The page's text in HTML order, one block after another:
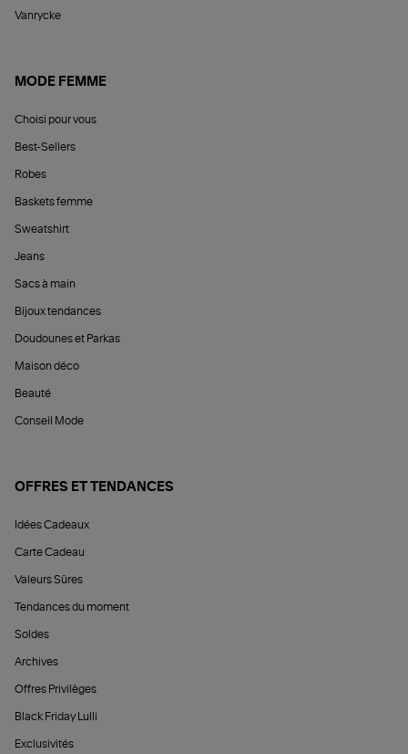
Vanrycke
MODE FEMME
Choisi pour vous
Best-Sellers
Robes
Baskets femme
Sweatshirt
Jeans
Sacs à main
Bijoux tendances
Doudounes et Parkas
Maison déco
Beauté
Conseil Mode
OFFRES ET TENDANCES
Idées Cadeaux
Carte Cadeau
Valeurs Sûres
Tendances du moment
Soldes
Archives
Offres Privilèges
Black Friday Lulli
Exclusivités